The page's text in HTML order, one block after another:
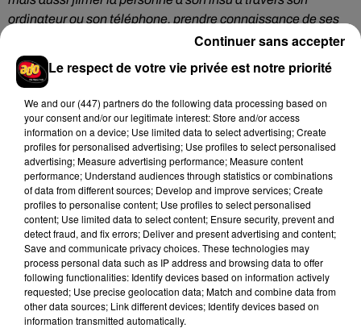
ordinateur ou son téléphone, prendre connaissance de ses
Mais que risque-t-on concrètement en fouillant dans le
téléphone de son partenaire ? Cette pratique est
condamnée par les articles 226 et suivants du Code pénal
sur les atteintes à la vie privée, ainsi que le 226-15, qui
protège le secret des correspondances.Ces faits sont punis
d’une peine pouvant aller jusqu’à deux ans
d’emprisonnement et de 60 000 euros d’amende. Ça fait
cher l'espionnage !
Hip-Hop News
Le respect de votre vie privée est notre priorité
We and our (447) partnersdo the following data processing based on
your consent and/or our legitimate interest: Store and/or access
information on a device; Use limited data to select advertising; Create
profiles for personalised advertising; Use profiles to select personalised
advertising; Measure advertising performance; Measure content
performance; Understand audiences through statistics or combinations
of data from different sources; Develop and improve services; Create
profiles to personalise content; Use profiles to select personalised
content; Use limited data to select content; Ensure security, prevent and
detect fraud, and fix errors; Deliver and present advertising and content;
Save and communicate privacy choices. These technologies may
process personal data such as IP address and browsing data to offer
following functionalities: Identify devices based on information actively
requested; Use precise geolocation data; Match and combine data from
other data sources; Link different devices; Identify devices based on
information transmitted automatically.
Continuer sans accepter